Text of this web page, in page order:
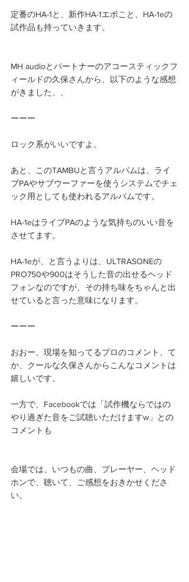
定番のHA-1と、新作HA-1エボこと、HA-1eの
試作品も持っていきます。
MH audioとパートナーのアコースティックフ
ィールドの久保さんから、以下のような感想
がきました、、
ーーー
ロック系がいいですよ。
あと、このTAMBUと言うアルバムは、ライ
ブPAやサブウーファーを使うシステムでチェ
ック用としても使われるアルバムです。
HA-1eはライブPAのような気持ちのいい音を
させてます。
HA-1eが、と言うよりは、ULTRASONEの
PRO750や900はそうした音の出せるヘッド
フォンなのですが、その持ち味をちゃんと出
せていると言った意味になります。
ーーー
おおー、現場を知ってるプロのコメント、て
か、クールな久保さんからこんなコメントは
嬉しいです。
一方で、Facebookでは「試作機ならではの
やり過ぎた音をご試聴いただけますw」との
コメントも
会場では、いつもの曲、プレーヤー、ヘッド
ホンで、聴いて、ご感想をおきかせくださ
い。